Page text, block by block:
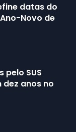
datas do
Novo de
pelo SUS
dez anos no